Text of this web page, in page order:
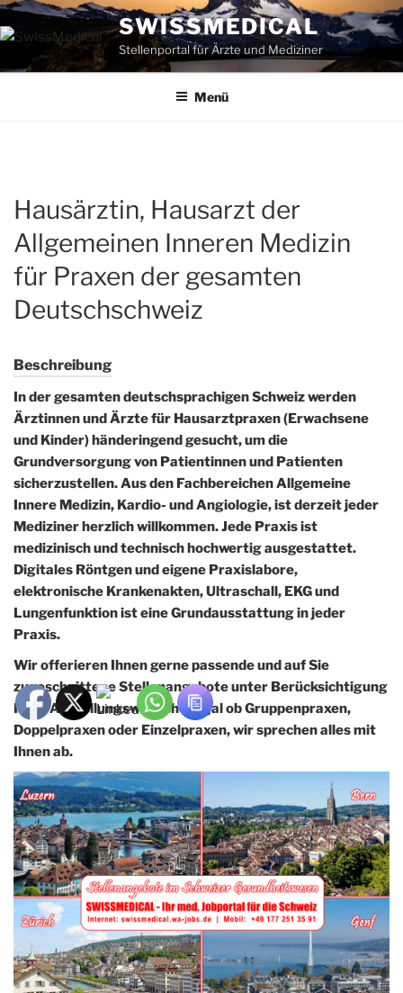
Zum
Inhalt
springen
SWISSMEDICAL
Stellenportal für Ärzte und Mediziner
Menü
Hausärztin, Hausarzt der
Allgemeinen Inneren Medizin
für Praxen der gesamten
Deutschschweiz
Beschreibung
In der gesamten deutschsprachigen Schweiz werden
Ärztinnen und Ärzte für Hausarztpraxen (Erwachsene
und Kinder) händeringend gesucht, um die
Grundversorgung von Patientinnen und Patienten
sicherzustellen. Aus den Fachbereichen Allgemeine
Innere Medizin, Kardio- und Angiologie, ist derzeit jeder
Mediziner herzlich willkommen. Jede Praxis ist
medizinisch und technisch hochwertig ausgestattet.
Digitales Röntgen und eigene Praxislabore,
elektronische Krankenakten, Ultraschall, EKG und
Lungenfunktion ist eine Grundausstattung in jeder
Praxis.
Wir offerieren Ihnen gerne passende und auf Sie
zugeschnittene Stellenangebote unter Berücksichtigung
Ihrer Anstellungswünsche. Egal ob Gruppenpraxen,
Doppelpraxen oder Einzelpraxen, wir sprechen alles mit
Ihnen ab.